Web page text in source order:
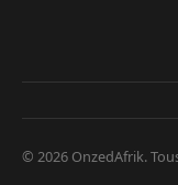
© 2026 OnzedAfrik.